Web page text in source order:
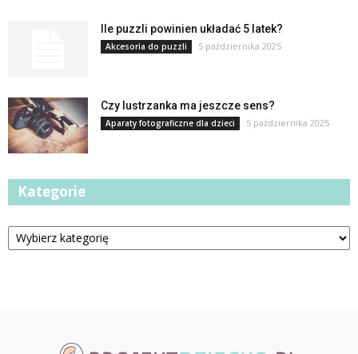
Ile puzzli powinien układać 5 latek?
Akcesoria do puzzli 5 października 2025
Czy lustrzanka ma jeszcze sens?
Aparaty fotograficzne dla dzieci 5 października 2025
Kategorie
Kategorie